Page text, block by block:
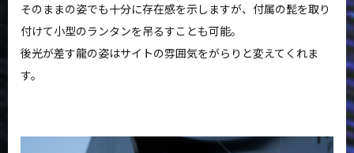
そのままの姿でも十分に存在感を示しますが、付属の髭を取り
付けて小型のランタンを吊るすことも可能。
後光が差す龍の姿はサイトの雰囲気をがらりと変えてくれま
す。